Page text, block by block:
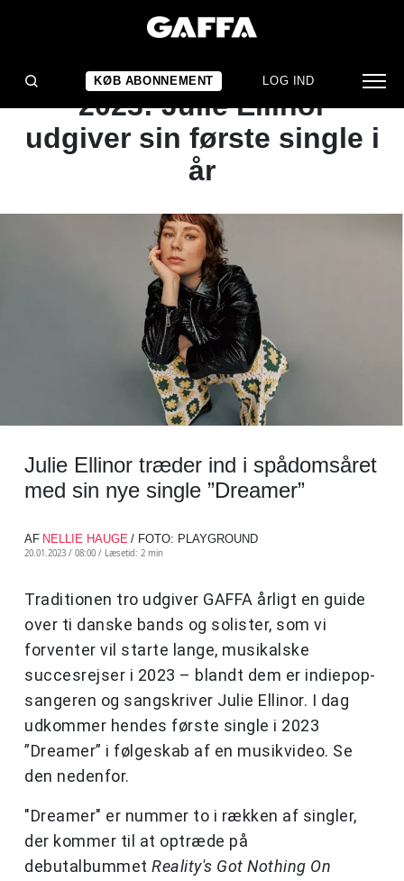
KØB ABONNEMENT LOG IND
NYHED
HUN BLIVER STOR I
2023: Julie Ellinor
udgiver sin første single i
år
Julie Ellinor træder ind i spådomsåret
med sin nye single ”Dreamer”
AF NELLIE HAUGE / FOTO: PLAYGROUND
20.01.2023 / 08:00 / Læsetid: 2 min
Traditionen tro udgiver GAFFA årligt en guide
over ti danske bands og solister, som vi
forventer vil starte lange, musikalske
succesrejser i 2023 – blandt dem er indiepop-
sangeren og sangskriver Julie Ellinor. I dag
udkommer hendes første single i 2023
”Dreamer” i følgeskab af en musikvideo. Se
den nedenfor.
"Dreamer" er nummer to i rækken af singler,
der kommer til at optræde på
debutalbummet Reality's Got Nothing On